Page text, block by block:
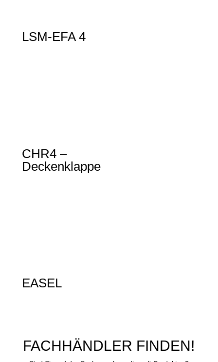
LSM-EFA 4
CHR4 –
Deckenklappe
EASEL
FACHHÄNDLER FINDEN!